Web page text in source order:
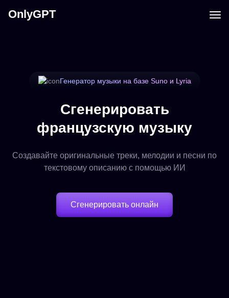
OnlyGPT
Генератор музыки на базе Suno и Lyria
Сгенерировать
французскую музыку
Создавайте оригинальные треки, мелодии и песни по
текстовому описанию с помощью ИИ
Сгенерировать онлайн